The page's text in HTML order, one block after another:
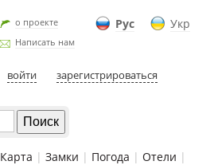
Рус Укр
о проекте
Написать нам
войти зарегистрироваться
Карта | Замки | Погода | Отели |